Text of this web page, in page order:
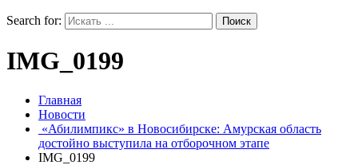
Search for:
IMG_0199
Главная
Новости
«Абилимпикс» в Новосибирске: Амурская область
достойно выступила на отборочном этапе
IMG_0199